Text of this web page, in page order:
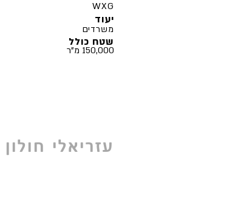
WXG
יעוד
משרדים
150,000 מ"ר
שטח כולל
עזריאלי חולון